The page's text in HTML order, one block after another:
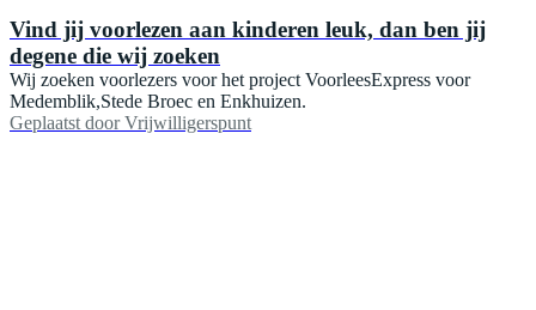
Vind jij voorlezen aan kinderen leuk, dan ben jij
degene die wij zoeken
Wij zoeken voorlezers voor het project VoorleesExpress voor
Medemblik,Stede Broec en Enkhuizen.
Geplaatst door Vrijwilligerspunt